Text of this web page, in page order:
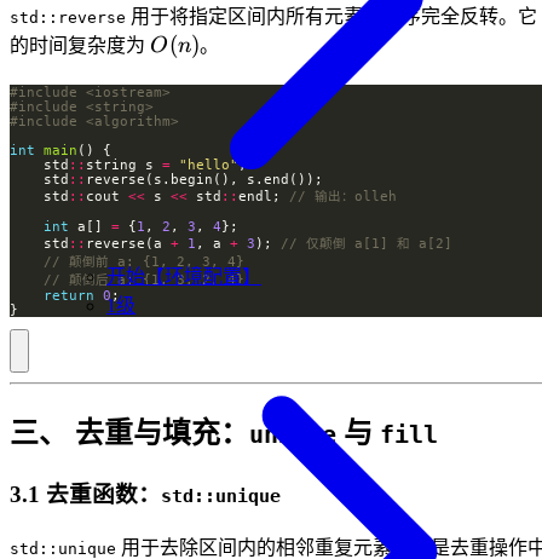
开始【环境配置】
1级
std::reverse 用于将指定区间内所有元素的顺序完全反转。它
的时间复杂度为 O(n)
O(n)。
#include
<iostream>
#include
<string>
#include
<algorithm>
int
main
    std
:: string s = "hello"
    std
::
    std
:: cout << s << std :: endl;
int a[] = {1 , 2 , 3 , 4
    std
:: reverse(a + 1 , a + 3 );
return
0
}
三、 去重与填充： unique 与 fill
3.1 去重函数： std::unique
std::unique 用于去除区间内的相邻重复元素。它是去重操作